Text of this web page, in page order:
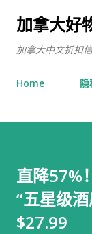
加拿大好
加拿大中文折扣
Home
直降57%
“五星级
$27.99